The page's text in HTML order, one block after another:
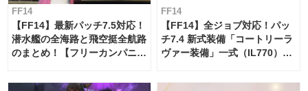
FF14
【FF14】最新パッチ7.5対応！
潜水艦の全海路と飛空挺全航路
のまとめ！【フリーカンパニ
FF14
【FF14】全ジョブ対応！パッ
チ7.4 新式装備「コートリーラ
ヴァー装備」一式（IL770）の